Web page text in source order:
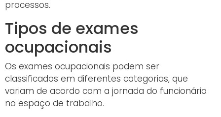
processos.
Tipos de exames
ocupacionais
Os exames ocupacionais podem ser
classificados em diferentes categorias, que
variam de acordo com a jornada do funcionário
no espaço de trabalho.